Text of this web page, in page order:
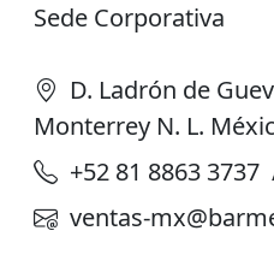
Sede Corporativa
D. Ladrón de
Monterrey N. L.
+52 81 8863
ventas-